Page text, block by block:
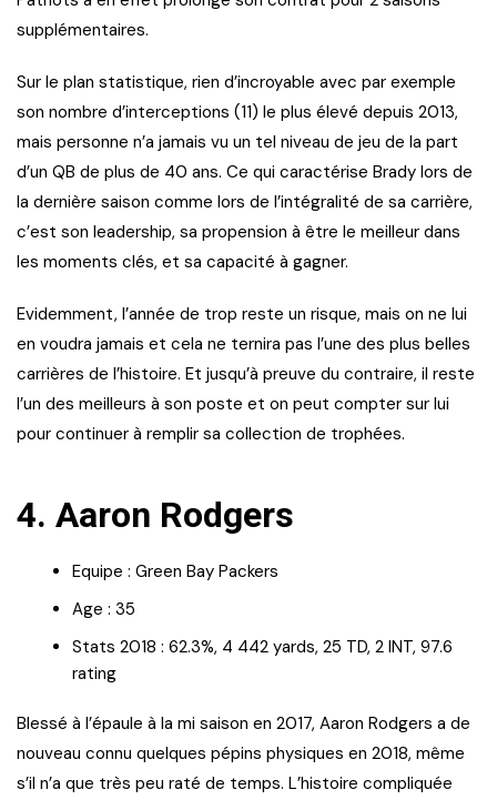
supplémentaires.
Sur le plan statistique, rien d’incroyable avec par exemple
son nombre d’interceptions (11) le plus élevé depuis 2013,
mais personne n’a jamais vu un tel niveau de jeu de la part
d’un QB de plus de 40 ans. Ce qui caractérise Brady lors de
la dernière saison comme lors de l’intégralité de sa carrière,
c’est son leadership, sa propension à être le meilleur dans
les moments clés, et sa capacité à gagner.
Evidemment, l’année de trop reste un risque, mais on ne lui
en voudra jamais et cela ne ternira pas l’une des plus belles
carrières de l’histoire. Et jusqu’à preuve du contraire, il reste
l’un des meilleurs à son poste et on peut compter sur lui
pour continuer à remplir sa collection de trophées.
4. Aaron Rodgers
Equipe : Green Bay Packers
Age : 35
Stats 2018 : 62.3%, 4 442 yards, 25 TD, 2 INT, 97.6
rating
Blessé à l’épaule à la mi saison en 2017, Aaron Rodgers a de
nouveau connu quelques pépins physiques en 2018, même
s’il n’a que très peu raté de temps. L’histoire compliquée